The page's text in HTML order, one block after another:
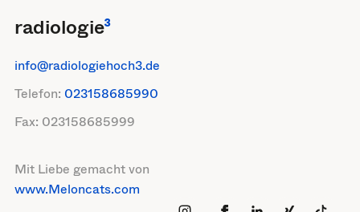
radiologie³
info@radiologiehoch3.de
Telefon: 023158685990
Fax: 023158685999
Mit Liebe gemacht von
www.Meloncats.com